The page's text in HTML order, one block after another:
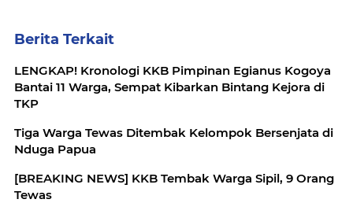
Berita Terkait
LENGKAP! Kronologi KKB Pimpinan Egianus Kogoya
Bantai 11 Warga, Sempat Kibarkan Bintang Kejora di
TKP
Tiga Warga Tewas Ditembak Kelompok Bersenjata di
Nduga Papua
[BREAKING NEWS] KKB Tembak Warga Sipil, 9 Orang
Tewas